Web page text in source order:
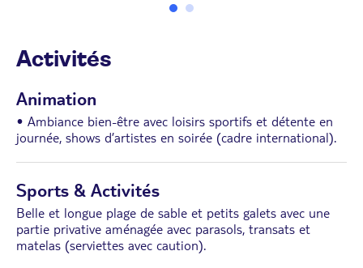
Activités
Animation
• Ambiance bien-être avec loisirs sportifs et détente en
journée, shows d’artistes en soirée (cadre international).
Sports & Activités
Belle et longue plage de sable et petits galets avec une
partie privative aménagée avec parasols, transats et
matelas (serviettes avec caution).